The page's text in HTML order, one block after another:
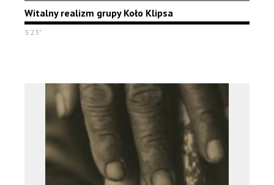
Witalny realizm grupy Koło Klipsa
3'23"